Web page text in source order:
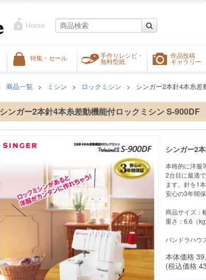
特集・セール
手作りレシピ・
無料型紙
作品投稿
ギャラリー
商品一覧 ミシン ロックミシン シンガー2本針4本糸
シンガー2本針4本糸差動機能付ロックミシン S-900DF
シンガー2
本格的に洋服
2台目に最適
ます。針を1
安心の3年間
商品サイズ：
重さ：6.6（kg
パンドラハウ
本体価格
(税込価格